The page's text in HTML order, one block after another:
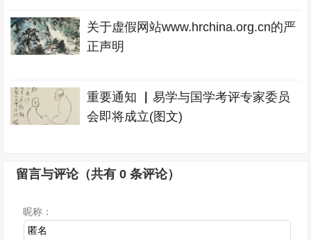
关于虚假网站www.hrchina.org.cn的严
正声明
重要通知 ▏易学与国学考评专家委员
会即将成立(图文)
留言与评论（共有0 条评论）
昵称：